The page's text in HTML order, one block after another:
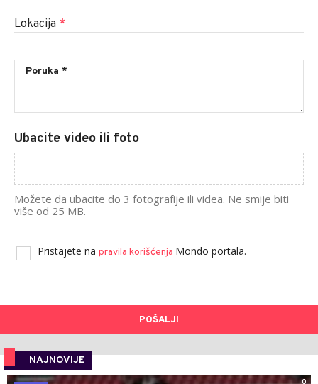
Lokacija *
Ubacite video ili foto
Možete da ubacite do 3 fotografije ili videa. Ne smije biti
više od 25 MB.
Pristajete na pravila korišćenja Mondo portala.
POŠALJI
NAJNOVIJE
0